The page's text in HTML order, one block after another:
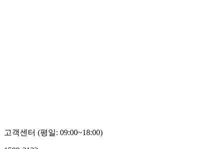
고객센터 (평일: 09:00~18:00)